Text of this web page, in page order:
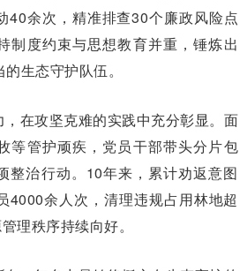
40余次，精准排查30个廉政风险点
制度约束与思想教育并重，锤炼出
生态守护队伍。
在攻坚克难的实践中充分彰显。面
等管护顽疾，党员干部带头分片包
整治行动。10年来，累计劝返意图
4000余人次，清理违规占用林地超
理秩序持续向好。